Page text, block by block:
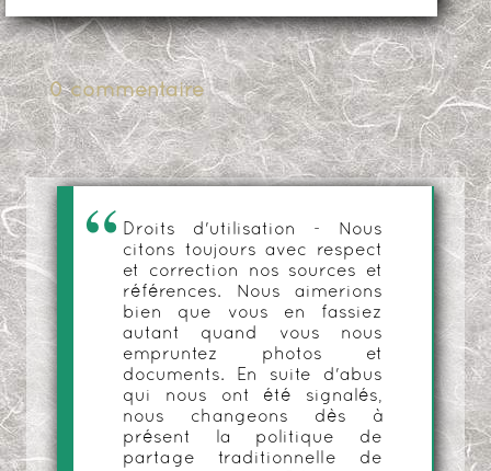
0 commentaire
Droits d'utilisation - Nous
citons toujours avec respect
et correction nos sources et
références. Nous aimerions
bien que vous en fassiez
autant quand vous nous
empruntez photos et
documents. En suite d'abus
qui nous ont été signalés,
nous changeons dès à
présent la politique de
partage traditionnelle de